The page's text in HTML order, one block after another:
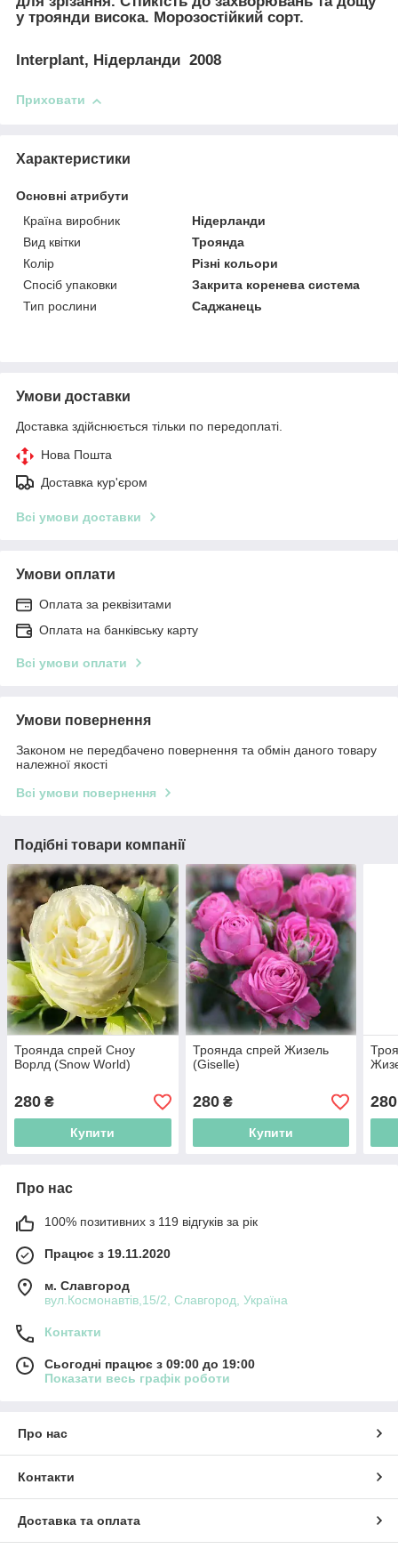
у троянди висока. Морозостійкий сорт.
Interplant, Нідерланди 2008
Приховати
Характеристики
Основні атрибути
Країна виробник
Нідерланди
Вид квітки
Троянда
Колір
Різні кольори
Спосіб упаковки
Закрита коренева система
Тип рослини
Саджанець
Умови доставки
Доставка здійснюється тільки по передоплаті.
Нова Пошта
Доставка кур'єром
Всі умови доставки
Умови оплати
Оплата за реквізитами
Оплата на банківську карту
Всі умови оплати
Умови повернення
Законом не передбачено повернення та обмін даного товару
належної якості
Всі умови повернення
Подібні товари компанії
Троянда спрей Сноу
Ворлд (Snow World)
280 ₴
Купити
Троянда спрей Жизель
(Giselle)
280₴
Купити
280
Про нас
100% позитивних з 119 відгуків за рік
Працює з 19.11.2020
м. Славгород
вул.Космонавтів,15/2, Славгород, Україна
Контакти
Сьогодні працює з 09:00 до 19:00
Показати весь графік роботи
Про нас
Контакти
Доставка та оплата